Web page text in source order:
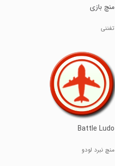
منچ بازی
تفننی
Battle Ludo
منچ نبرد لودو